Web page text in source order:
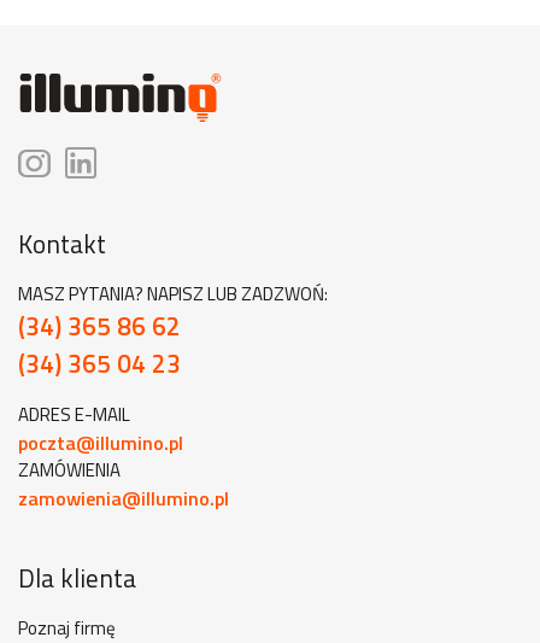
Kontakt
MASZ PYTANIA? NAPISZ LUB ZADZWOŃ:
(34) 365 86 62
(34) 365 04 23
ADRES E-MAIL
poczta@illumino.pl
ZAMÓWIENIA
zamowienia@illumino.pl
Dla klienta
Poznaj firmę